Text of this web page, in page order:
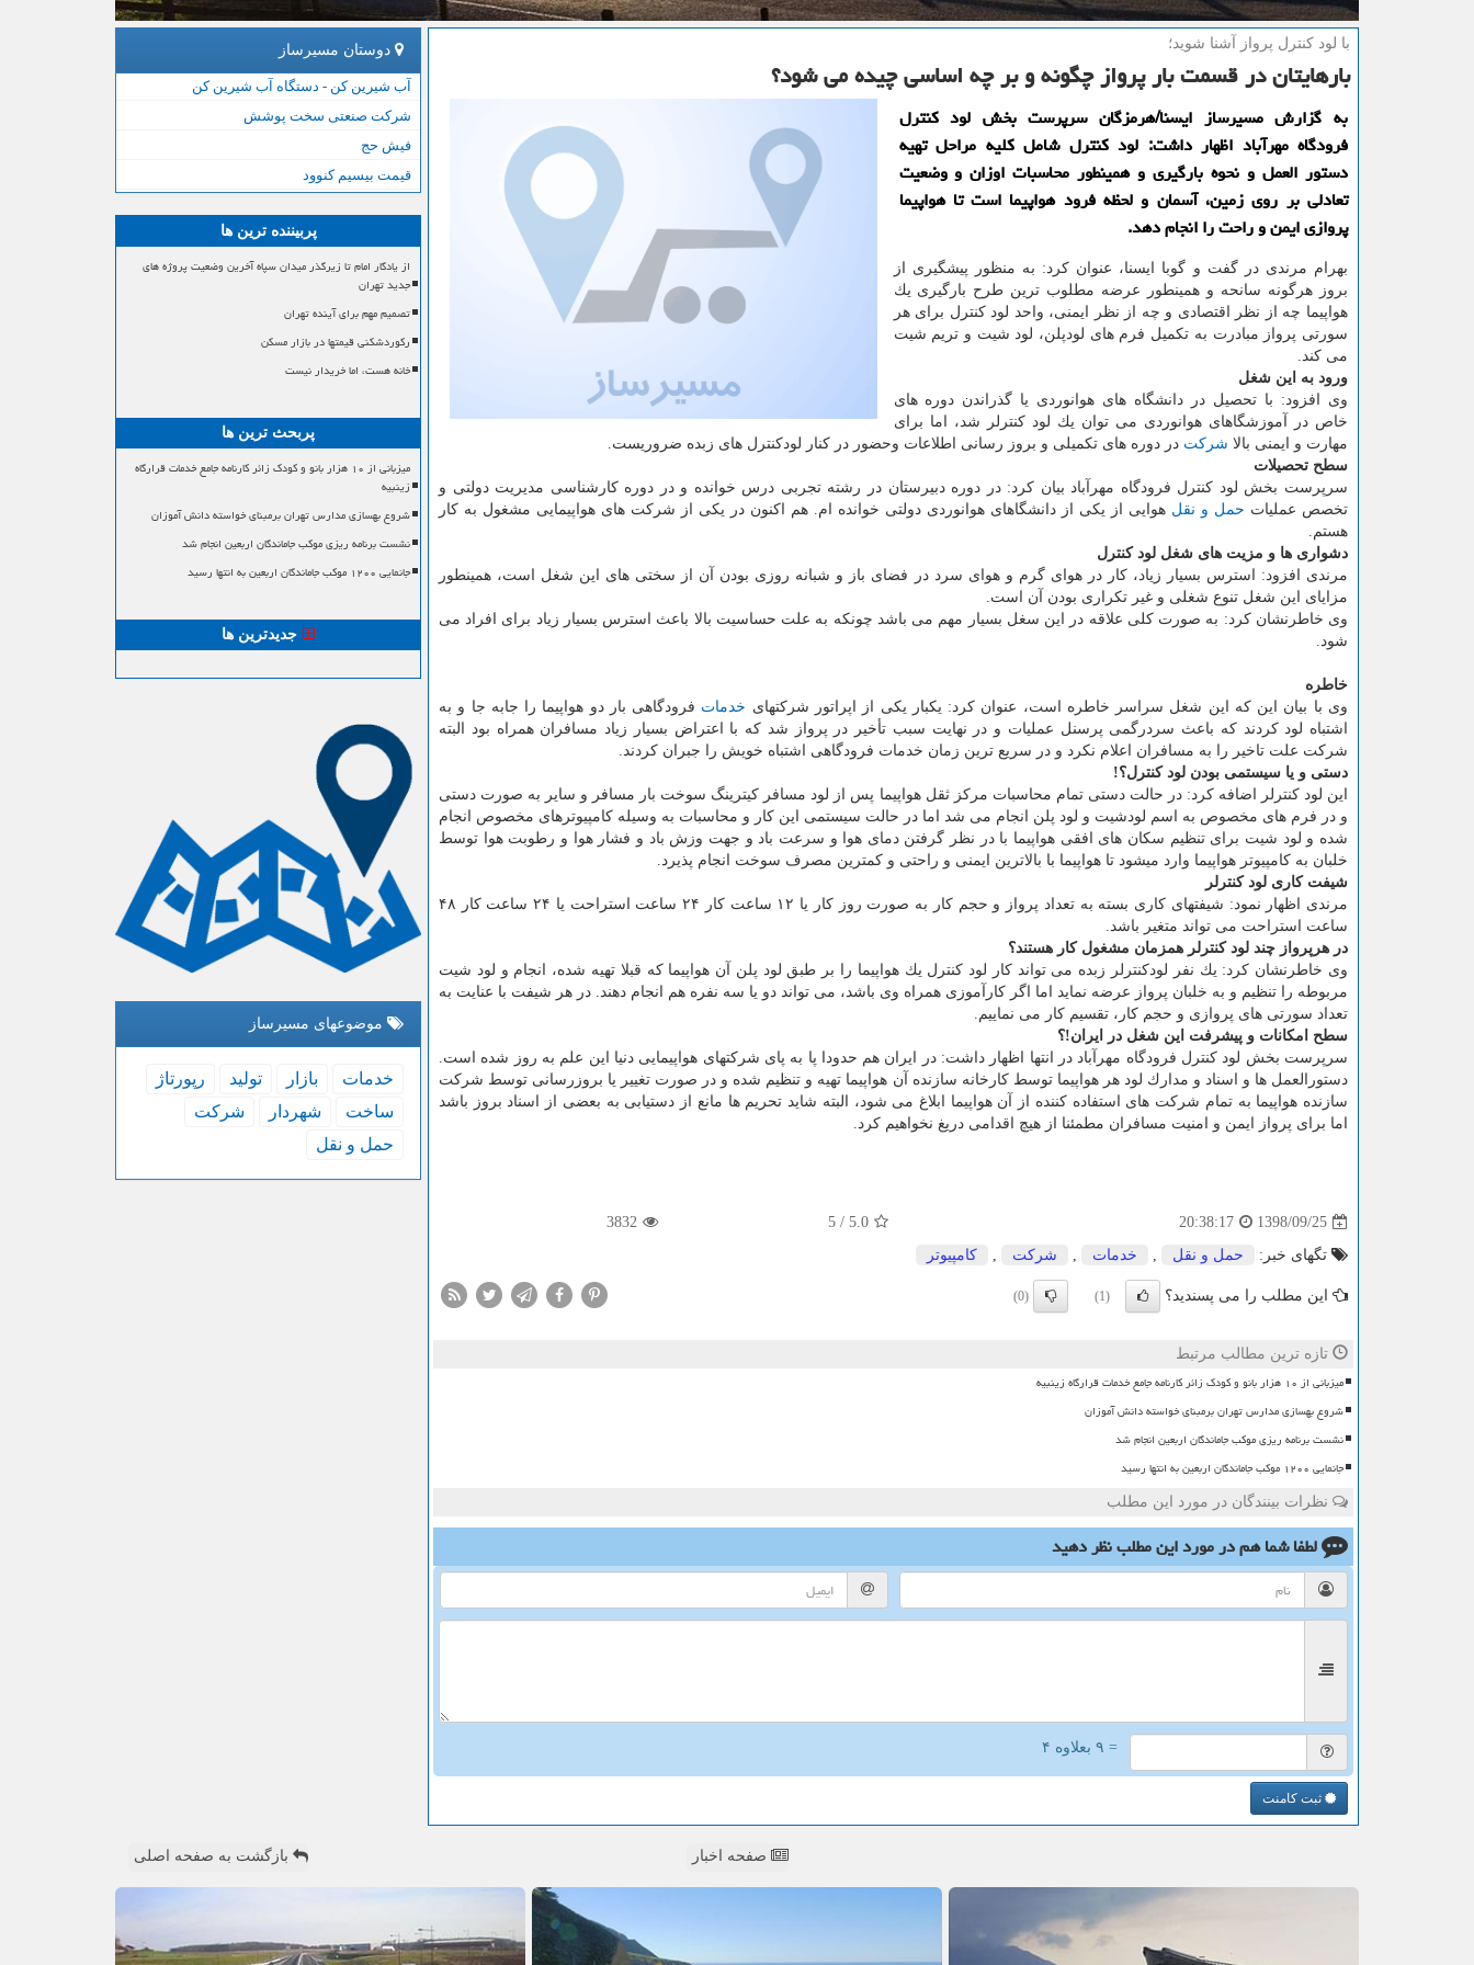
با لود كنترل پرواز آشنا شوید؛
بارهایتان در قسمت بار پرواز چگونه و بر چه اساسی چیده می شود؟
به گزارش مسیرساز ایسنا/هرمزگان سرپرست بخش لود كنترل
فرودگاه مهرآباد اظهار داشت: لود كنترل شامل كلیه مراحل تهیه
دستور العمل و نحوه بارگیری و همینطور محاسبات اوزان و وضعیت
تعادلی بر روی زمین، آسمان و لحظه فرود هواپیما است تا هواپیما
پروازی ایمن و راحت را انجام دهد.
بهرام مرندی در گفت و گوبا ایسنا، عنوان كرد: به منظور پیشگیری از
بروز هرگونه سانحه و همینطور عرضه مطلوب ترین طرح بارگیری یك
هواپیما چه از نظر اقتصادی و چه از نظر ایمنی، واحد لود كنترل برای هر
سورتی پرواز مبادرت به تكمیل فرم های لودپلن، لود شیت و تریم شیت
می كند.
ورود به این شغل
وی افزود: با تحصیل در دانشگاه های هوانوردی یا گذراندن دوره های
خاص در آموزشگاهای هوانوردی می توان یك لود كنترلر شد، اما برای
مهارت و ایمنی بالا شركت در دوره های تكمیلی و بروز رسانی اطلاعات وحضور در كنار لودكنترل های زبده ضروریست.
سطح تحصیلات
سرپرست بخش لود كنترل فرودگاه مهرآباد بیان كرد: در دوره دبیرستان در رشته تجربی درس خوانده و در دوره كارشناسی مدیریت دولتی و
تخصص عملیات حمل و نقل هوایی از یكی از دانشگاهای هوانوردی دولتی خوانده ام. هم اكنون در یكی از شركت های هواپیمایی مشغول به كار
هستم.
دشواری ها و مزیت های شغل لود كنترل
مرندی افزود: استرس بسیار زیاد، كار در هوای گرم و هوای سرد در فضای باز و شبانه روزی بودن آن از سختی های این شغل است، همینطور
مزایای این شغل تنوع شغلی و غیر تكراری بودن آن است.
وی خاطرنشان كرد: به صورت كلی علاقه در این سغل بسیار مهم می باشد چونكه به علت حساسیت بالا باعث استرس بسیار زیاد برای افراد می
شود.
خاطره
وی با بیان این كه این شغل سراسر خاطره است، عنوان كرد: یكبار یكی از اپراتور شركتهای خدمات فرودگاهی بار دو هواپیما را جابه جا و به
اشتباه لود كردند كه باعث سردرگمی پرسنل عملیات و در نهایت سبب تأخیر در پرواز شد كه با اعتراض بسیار زیاد مسافران همراه بود البته
شركت علت تاخیر را به مسافران اعلام نكرد و در سریع ترین زمان خدمات فرودگاهی اشتباه خویش را جبران كردند.
دستی و یا سیستمی بودن لود كنترل؟!
این لود كنترلر اضافه كرد: در حالت دستی تمام محاسبات مركز ثقل هواپیما پس از لود مسافر كیترینگ سوخت بار مسافر و سایر به صورت دستی
و در فرم های مخصوص به اسم لودشیت و لود پلن انجام می شد اما در حالت سیستمی این كار و محاسبات به وسیله كامپیوترهای مخصوص انجام
شده و لود شیت برای تنظیم سكان های افقی هواپیما با در نظر گرفتن دمای هوا و سرعت باد و جهت وزش باد و فشار هوا و رطوبت هوا توسط
خلبان به كامپیوتر هواپیما وارد میشود تا هواپیما با بالاترین ایمنی و راحتی و كمترین مصرف سوخت انجام پذیرد.
شیفت كاری لود كنترلر
مرندی اظهار نمود: شیفتهای كاری بسته به تعداد پرواز و حجم كار به صورت روز كار یا ۱۲ ساعت كار ۲۴ ساعت استراحت یا ۲۴ ساعت كار ۴۸
ساعت استراحت می تواند متغیر باشد.
در هرپرواز چند لود كنترلر همزمان مشغول كار هستند؟
وی خاطرنشان كرد: یك نفر لودكنترلر زبده می تواند كار لود كنترل یك هواپیما را بر طبق لود پلن آن هواپیما كه قبلا تهیه شده، انجام و لود شیت
مربوطه را تنظیم و به خلبان پرواز عرضه نماید اما اگر كارآموزی همراه وی باشد، می تواند دو یا سه نفره هم انجام دهند. در هر شیفت با عنایت به
تعداد سورتی های پروازی و حجم كار، تقسیم كار می نماییم.
سطح امكانات و پیشرفت این شغل در ایران!؟
سرپرست بخش لود كنترل فرودگاه مهرآباد در انتها اظهار داشت: در ایران هم حدودا پا به پای شركتهای هواپیمایی دنیا این علم به روز شده است.
دستورالعمل ها و اسناد و مدارك لود هر هواپیما توسط كارخانه سازنده آن هواپیما تهیه و تنظیم شده و در صورت تغییر یا بروزرسانی توسط شركت
سازنده هواپیما به تمام شركت های استفاده كننده از آن هواپیما ابلاغ می شود، البته شاید تحریم ها مانع از دستیابی به بعضی از اسناد بروز باشد
اما برای پرواز ایمن و امنیت مسافران مطمئنا از هیچ اقدامی دریغ نخواهیم كرد.
1398/09/25
20:38:17
5.0
/
5
3832
تگهای خبر: حمل و نقل , خدمات , شركت , كامپیوتر
این مطلب را می پسندید؟ (1)
(0)
تازه ترین مطالب مرتبط
میزبانی از ۱۰ هزار بانو و کودک زائر کارنامه جامع خدمات قرارگاه زینبیه
شروع بهسازی مدارس تهران برمبنای خواسته دانش آموزان
نشست برنامه ریزی موکب جاماندگان اربعین انجام شد
جانمایی ۱۲۰۰ موکب جاماندگان اربعین به انتها رسید
نظرات بینندگان در مورد این مطلب
لطفا شما همدر مورد این مطلبنظر دهید
= ۹ بعلاوه ۴
ثبت کامنت
دوستان مسیرساز
آب شیرین کن - دستگاه آب شیرین کن
شرکت صنعتی سخت پوشش
فیش حج
قیمت بیسیم کنوود
پربیننده ترین ها
از یادگار امام تا زیرگذر میدان سپاه آخرین وضعیت پروژه های
جدید تهران
تصمیم مهم برای آینده تهران
رکوردشکنی قیمتها در بازار مسکن
خانه هست، اما خریدار نیست
پربحث ترین ها
میزبانی از ۱۰ هزار بانو و کودک زائر کارنامه جامع خدمات قرارگاه
زینبیه
شروع بهسازی مدارس تهران برمبنای خواسته دانش آموزان
نشست برنامه ریزی موکب جاماندگان اربعین انجام شد
جانمایی ۱۲۰۰ موکب جاماندگان اربعین به انتها رسید
جدیدترین ها
موضوعهای مسیرساز
خدمات بازار تولید
رپورتاژ
ساخت
شهردار
شركت
حمل و نقل
صفحه اخبار بازگشت به صفحه اصلی